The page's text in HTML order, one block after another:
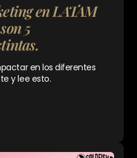
en LATAM
5
en los diferentes
y lee esto.